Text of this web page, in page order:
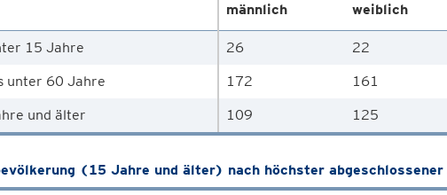
männlich weiblich
15 Jahre 26 22
unter 60 Jahre
172 161
und älter
109 125
(15 Jahre und älter) nach höchster abgeschlossener